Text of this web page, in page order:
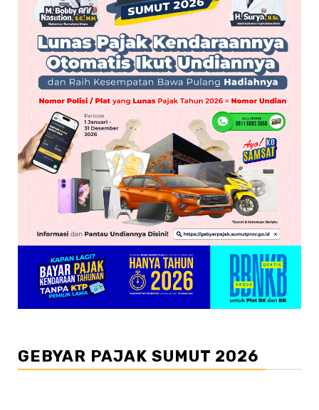
GEBYAR PAJAK SUMUT 2026